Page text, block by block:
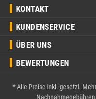
KONTAKT
KUNDENSERVICE
ÜBER UNS
BEWERTUNGEN
* Alle Preise inkl. gesetzl.